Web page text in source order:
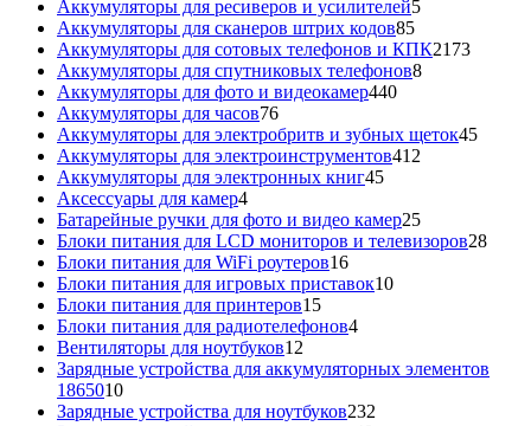
Аккумуляторы для ресиверов и усилителей55
Аккумуляторы для сканеров штрих кодов8585
товаров
Аккумуляторы для сотовых телефонов и КПК21732173
Аккумуляторы для спутниковых телефонов88
Аккумуляторы для фото и видеокамер440440
Аккумуляторы для часов7676
товаров
Аккумуляторы для электробритв и зубных щеток4545
Аккумуляторы для электроинструментов412
Аккумуляторы для электронных книг4545
Аксессуары для камер44
товара
Батарейные ручки для фото и видео камер2525
товаров
Блоки питания для LCD мониторов и телевизоров2828
Блоки питания для WiFi роутеров1616
товаров
Блоки питания для игровых приставок1010
Блоки питания для принтеров1515
товаров
Блоки питания для радиотелефонов44
Вентиляторы для ноутбуков12
товаров
Зарядные устройства для аккумуляторных элементов
186501010
товаров
Зарядные устройства для ноутбуков232